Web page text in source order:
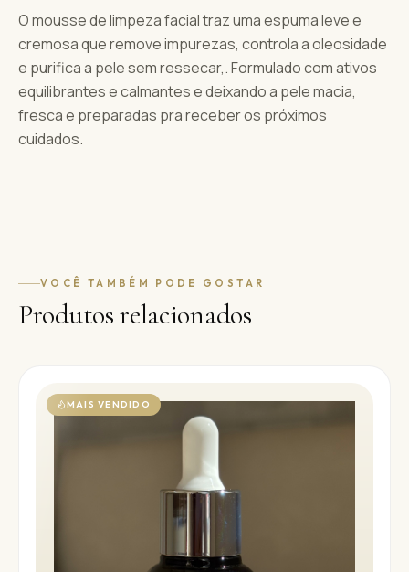
O mousse de limpeza facial traz uma espuma leve e
cremosa que remove impurezas, controla a oleosidade
e purifica a pele sem ressecar,. Formulado com ativos
equilibrantes e calmantes e deixando a pele macia,
fresca e preparadas pra receber os próximos
cuidados.
VOCÊ TAMBÉM PODE GOSTAR
Produtos relacionados
MAIS VENDIDO